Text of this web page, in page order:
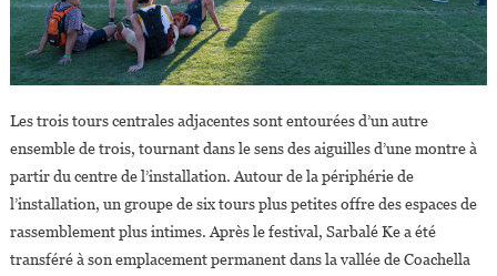
Les trois tours centrales adjacentes sont entourées d’un autre
ensemble de trois, tournant dans le sens des aiguilles d’une montre à
partir du centre de l’installation. Autour de la périphérie de
l’installation, un groupe de six tours plus petites offre des espaces de
rassemblement plus intimes. Après le festival, Sarbalé Ke a été
transféré à son emplacement permanent dans la vallée de Coachella